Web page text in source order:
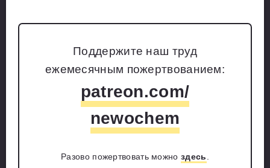
Поддержите наш труд
ежемесячным пожертвованием:
patreon.com/
newochem
Разово пожертвовать можно здесь.